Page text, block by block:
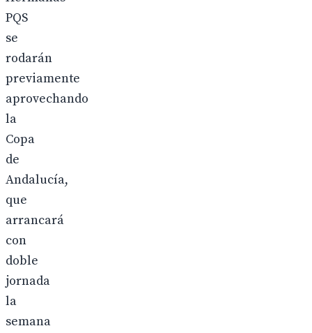
PQS
se
rodarán
previamente
aprovechando
la
Copa
de
Andalucía,
que
arrancará
con
doble
jornada
la
semana